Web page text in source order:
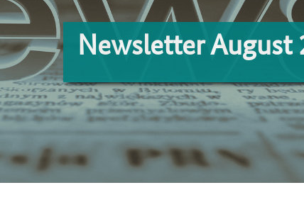
Newsletter August